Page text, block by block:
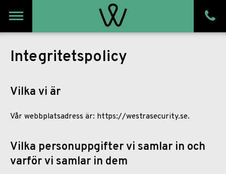
Meny
Integritetspolicy
Vilka vi är
Vår webbplatsadress är: https://westrasecurity.se.
Vilka personuppgifter vi samlar in och
varför vi samlar in dem